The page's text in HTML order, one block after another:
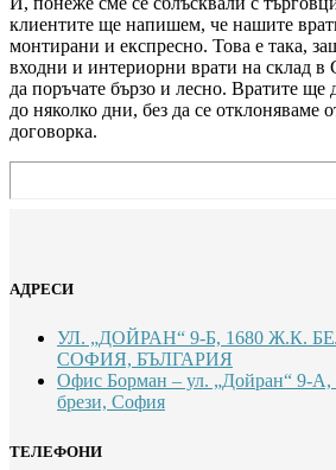
клиентите ще напишем, че нашите
монтирани и експресно. Това е така,
входни и интериорни врати на склад
да поръчате бързо и лесно. Вратите ще
до няколко дни, без да се отклоняваме
договорка.
АДРЕСИ
УЛ. „ДОЙРАН“ 9-Б, 1680 Ж.К.
СОФИЯ, БЪЛГАРИЯ
Офис Борман – ул. „Дойран“ 9-А,
брези, София
ТЕЛЕФОНИ